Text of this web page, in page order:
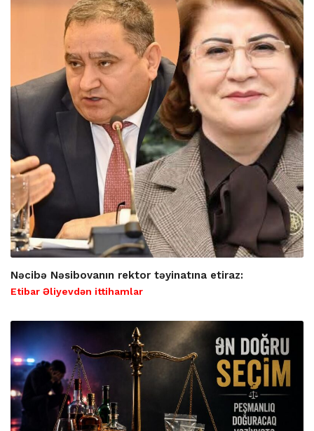
Nəcibə Nəsibovanın rektor təyinatına etiraz:
Etibar Əliyevdən ittihamlar